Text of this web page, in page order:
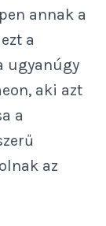
annak a
a
ugyanúgy
aki azt
a
az